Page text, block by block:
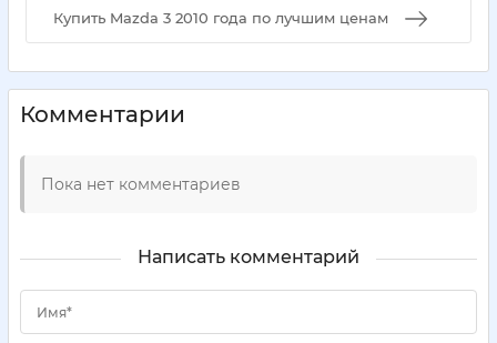
Купить Mazda 3 2010 года по лучшим ценам
Комментарии
Пока нет комментариев
Написать комментарий
Имя*